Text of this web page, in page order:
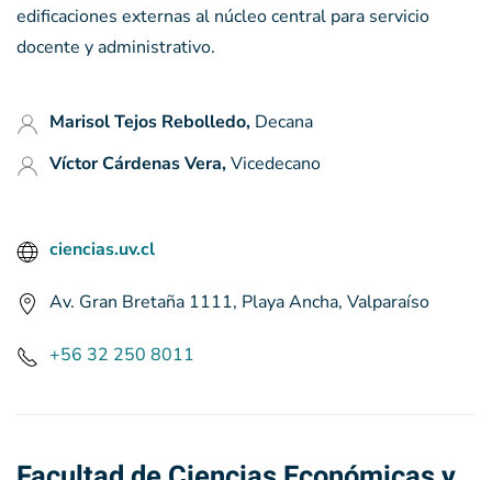
edificaciones externas al núcleo central para servicio
docente y administrativo.
Marisol Tejos Rebolledo, Decana
Víctor Cárdenas Vera,Vicedecano
ciencias.uv.cl
Av. Gran Bretaña 1111, Playa Ancha, Valparaíso
+56 32 250 8011